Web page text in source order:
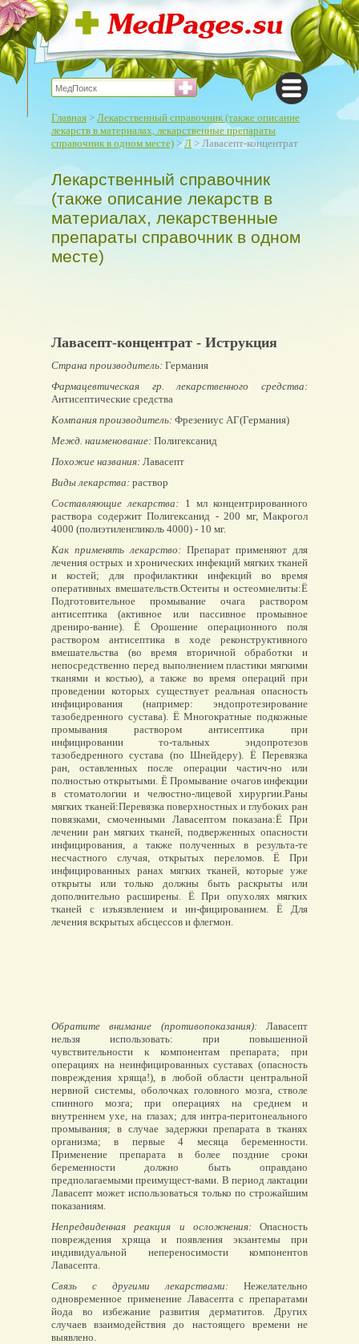
Главная > Лекарственный справочник (также описание
лекарств в материалах, лекарственные препараты
справочник в одном месте) >Л > Лавасепт-концентрат
Лекарственный справочник
(также описание лекарств в
материалах, лекарственные
препараты справочник в одном
месте)
Лавасепт-концентрат - Иструкция
Страна производитель: Германия
Фармацевтическая гр. лекарственного средства:
Антисептические средства
Компания производитель: Фрезениус АГ(Германия)
Межд. наименование: Полигексанид
Похожие названия: Лавасепт
Виды лекарства: раствор
Составляющие лекарства: 1 мл концентрированного
раствора содержит Полигексанид - 200 мг, Макрогол
4000 (полиэтиленгликоль 4000) - 10 мг.
Как применять лекарство: Препарат применяют для
лечения острых и хронических инфекций мягких тканей
и костей; для профилактики инфекций во время
оперативных вмешательств.Остеиты и остеомиелиты:Ё
Подготовительное промывание очага раствором
антисептика (активное или пассивное промывное
дрениро-вание). Ё Орошение операционного поля
раствором антисептика в ходе реконструктивного
вмешательства (во время вторичной обработки и
непосредственно перед выполнением пластики мягкими
тканями и костью), а также во время операций при
проведении которых существует реальная опасность
инфицирования (например: эндопротезирование
тазобедренного сустава). Ё Многократные подкожные
промывания раствором антисептика при
инфицировании то-тальных эндопротезов
тазобедренного сустава (по Шнейдеру). Ё Перевязка
ран, оставленных после операции частич-но или
полностью открытыми. Ё Промывание очагов инфекции
в стоматологии и челюстно-лицевой хирургии.Раны
мягких тканей:Перевязка поверхностных и глубоких ран
повязками, смоченными Лавасептом показана:Ё При
лечении ран мягких тканей, подверженных опасности
инфицирования, а также полученных в результа-те
несчастного случая, открытых переломов. Ё При
инфицированных ранах мягких тканей, которые уже
открыты или только должны быть раскрыты или
дополнительно расширены. Ё При опухолях мягких
тканей с изъязвлением и ин-фицированием. Ё Для
лечения вскрытых абсцессов и флегмон.
Обратите внимание (противопоказания):Лавасепт
нельзя использовать: при повышенной
чувствительности к компонентам препарата; при
операциях на неинфицированных суставах (опасность
повреждения хряща!), в любой области центральной
нервной системы, оболочках головного мозга, стволе
спинного мозга; при операциях на среднем и
внутреннем ухе, на глазах; для интра-перитонеального
промывания; в случае задержки препарата в тканях
организма; в первые 4 месяца беременности.
Применение препарата в более поздние сроки
беременности должно быть оправдано
предполагаемыми преимущест-вами. В период лактации
Лавасепт может использоваться только по строжайшим
показаниям.
Непредвиденная реакция и осложнения:Опасность
повреждения хряща и появления экзантемы при
индивидуальной непереносимости компонентов
Лавасепта.
Связь с другими лекарствами: Нежелательно
одновременное применение Лавасепта с препаратами
йода во избежание развития дерматитов. Других
случаев взаимодействия до настоящего времени не
выявлено.